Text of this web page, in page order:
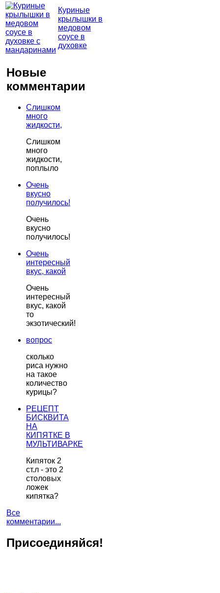
Куриные
крылышки в
медовом
соусе в
духовке
Новые
комментарии
Слишком
много
жидкости,
Слишком
много
жидкости,
поплыло
Очень
вкусно
получилось!
Очень
вкусно
получилось!
Очень
интересный
вкус, какой
Очень
интересный
вкус, какой
то
экзотический!
вопрос
сколько
риса нужно
на такое
количество
курицы?
РЕЦЕПТ
БИСКВИТА
НА
КИПЯТКЕ В
МУЛЬТИВАРКЕ
Кипяток 2
ст.л - это 2
столовых
ложек
кипятка?
Все
комментарии...
Присоединяйся!